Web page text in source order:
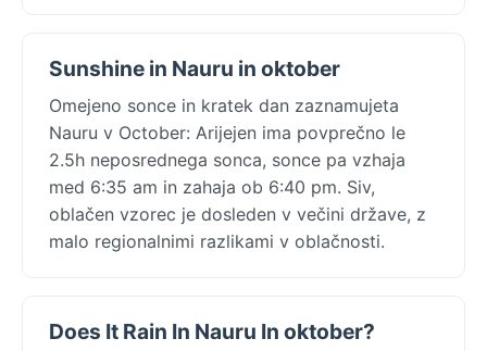
Sunshine in Nauru in oktober
Omejeno sonce in kratek dan zaznamujeta
Nauru v October: Arijejen ima povprečno le
2.5h neposrednega sonca, sonce pa vzhaja
med 6:35 am in zahaja ob 6:40 pm. Siv,
oblačen vzorec je dosleden v večini države, z
malo regionalnimi razlikami v oblačnosti.
Does It Rain In Nauru In oktober?